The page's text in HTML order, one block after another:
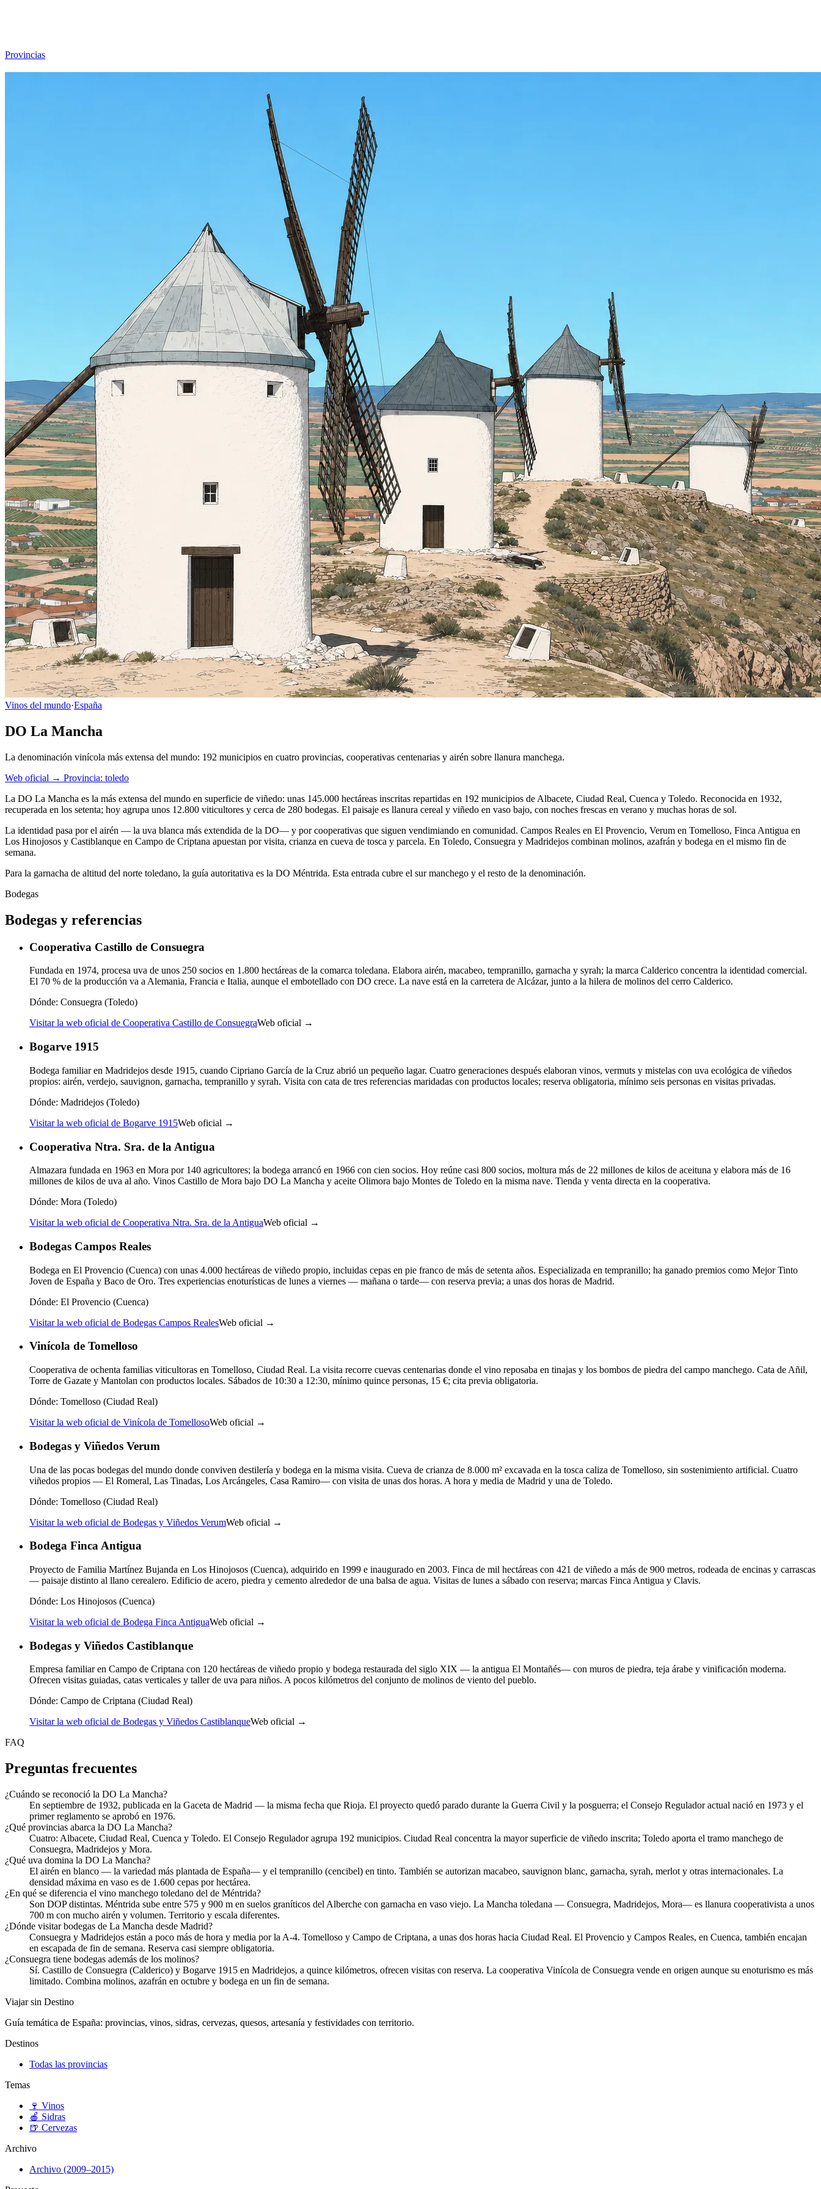
Provincias
Vinos del mundo·España
DO La Mancha
La denominación vinícola más extensa del mundo: 192 municipios en cuatro provincias, cooperativas centenarias y airén sobre llanura manchega.
Web oficial → Provincia: toledo
La DO La Mancha es la más extensa del mundo en superficie de viñedo: unas 145.000 hectáreas inscritas repartidas en 192 municipios de Albacete, Ciudad Real, Cuenca y Toledo. Reconocida en 1932,
recuperada en los setenta; hoy agrupa unos 12.800 viticultores y cerca de 280 bodegas. El paisaje es llanura cereal y viñedo en vaso bajo, con noches frescas en verano y muchas horas de sol.
La identidad pasa por el airén — la uva blanca más extendida de la DO— y por cooperativas que siguen vendimiando en comunidad. Campos Reales en El Provencio, Verum en Tomelloso, Finca Antigua en
Los Hinojosos y Castiblanque en Campo de Criptana apuestan por visita, crianza en cueva de tosca y parcela. En Toledo, Consuegra y Madridejos combinan molinos, azafrán y bodega en el mismo fin de
semana.
Para la garnacha de altitud del norte toledano, la guía autoritativa es la DO Méntrida. Esta entrada cubre el sur manchego y el resto de la denominación.
Bodegas
Bodegas y referencias
Cooperativa Castillo de Consuegra
Fundada en 1974, procesa uva de unos 250 socios en 1.800 hectáreas de la comarca toledana. Elabora airén, macabeo, tempranillo, garnacha y syrah; la marca Calderico concentra la identidad comercial.
El 70 % de la producción va a Alemania, Francia e Italia, aunque el embotellado con DO crece. La nave está en la carretera de Alcázar, junto a la hilera de molinos del cerro Calderico.
Dónde: Consuegra (Toledo)
Visitar la web oficial de Cooperativa Castillo de ConsuegraWeb oficial →
Bogarve 1915
Bodega familiar en Madridejos desde 1915, cuando Cipriano García de la Cruz abrió un pequeño lagar. Cuatro generaciones después elaboran vinos, vermuts y mistelas con uva ecológica de viñedos
propios: airén, verdejo, sauvignon, garnacha, tempranillo y syrah. Visita con cata de tres referencias maridadas con productos locales; reserva obligatoria, mínimo seis personas en visitas privadas.
Dónde: Madridejos (Toledo)
Visitar la web oficial de Bogarve 1915Web oficial →
Cooperativa Ntra. Sra. de la Antigua
Almazara fundada en 1963 en Mora por 140 agricultores; la bodega arrancó en 1966 con cien socios. Hoy reúne casi 800 socios, moltura más de 22 millones de kilos de aceituna y elabora más de 16
millones de kilos de uva al año. Vinos Castillo de Mora bajo DO La Mancha y aceite Olimora bajo Montes de Toledo en la misma nave. Tienda y venta directa en la cooperativa.
Dónde: Mora (Toledo)
Visitar la web oficial de Cooperativa Ntra. Sra. de la AntiguaWeb oficial →
Bodegas Campos Reales
Bodega en El Provencio (Cuenca) con unas 4.000 hectáreas de viñedo propio, incluidas cepas en pie franco de más de setenta años. Especializada en tempranillo; ha ganado premios como Mejor Tinto
Joven de España y Baco de Oro. Tres experiencias enoturísticas de lunes a viernes — mañana o tarde— con reserva previa; a unas dos horas de Madrid.
Dónde: El Provencio (Cuenca)
Visitar la web oficial de Bodegas Campos RealesWeb oficial →
Vinícola de Tomelloso
Cooperativa de ochenta familias viticultoras en Tomelloso, Ciudad Real. La visita recorre cuevas centenarias donde el vino reposaba en tinajas y los bombos de piedra del campo manchego. Cata de Añil,
Torre de Gazate y Mantolan con productos locales. Sábados de 10:30 a 12:30, mínimo quince personas, 15 €; cita previa obligatoria.
Dónde: Tomelloso (Ciudad Real)
Visitar la web oficial de Vinícola de TomellosoWeb oficial →
Bodegas y Viñedos Verum
Una de las pocas bodegas del mundo donde conviven destilería y bodega en la misma visita. Cueva de crianza de 8.000 m² excavada en la tosca caliza de Tomelloso, sin sostenimiento artificial. Cuatro
viñedos propios — El Romeral, Las Tinadas, Los Arcángeles, Casa Ramiro— con visita de unas dos horas. A hora y media de Madrid y una de Toledo.
Dónde: Tomelloso (Ciudad Real)
Visitar la web oficial de Bodegas y Viñedos VerumWeb oficial →
Bodega Finca Antigua
Proyecto de Familia Martínez Bujanda en Los Hinojosos (Cuenca), adquirido en 1999 e inaugurado en 2003. Finca de mil hectáreas con 421 de viñedo a más de 900 metros, rodeada de encinas y carrascas
— paisaje distinto al llano cerealero. Edificio de acero, piedra y cemento alrededor de una balsa de agua. Visitas de lunes a sábado con reserva; marcas Finca Antigua y Clavis.
Dónde: Los Hinojosos (Cuenca)
Visitar la web oficial de Bodega Finca AntiguaWeb oficial →
Bodegas y Viñedos Castiblanque
Empresa familiar en Campo de Criptana con 120 hectáreas de viñedo propio y bodega restaurada del siglo XIX — la antigua El Montañés— con muros de piedra, teja árabe y vinificación moderna.
Ofrecen visitas guiadas, catas verticales y taller de uva para niños. A pocos kilómetros del conjunto de molinos de viento del pueblo.
Dónde: Campo de Criptana (Ciudad Real)
Visitar la web oficial de Bodegas y Viñedos CastiblanqueWeb oficial →
FAQ
Preguntas frecuentes
¿Cuándo se reconoció la DO La Mancha?
En septiembre de 1932, publicada en la Gaceta de Madrid — la misma fecha que Rioja. El proyecto quedó parado durante la Guerra Civil y la posguerra; el Consejo Regulador actual nació en 1973 y el
primer reglamento se aprobó en 1976.
¿Qué provincias abarca la DO La Mancha?
Cuatro: Albacete, Ciudad Real, Cuenca y Toledo. El Consejo Regulador agrupa 192 municipios. Ciudad Real concentra la mayor superficie de viñedo inscrita; Toledo aporta el tramo manchego de
Consuegra, Madridejos y Mora.
¿Qué uva domina la DO La Mancha?
El airén en blanco — la variedad más plantada de España— y el tempranillo (cencibel) en tinto. También se autorizan macabeo, sauvignon blanc, garnacha, syrah, merlot y otras internacionales. La
densidad máxima en vaso es de 1.600 cepas por hectárea.
¿En qué se diferencia el vino manchego toledano del de Méntrida?
Son DOP distintas. Méntrida sube entre 575 y 900 m en suelos graníticos del Alberche con garnacha en vaso viejo. La Mancha toledana — Consuegra, Madridejos, Mora— es llanura cooperativista a unos
700 m con mucho airén y volumen. Territorio y escala diferentes.
¿Dónde visitar bodegas de La Mancha desde Madrid?
Consuegra y Madridejos están a poco más de hora y media por la A-4. Tomelloso y Campo de Criptana, a unas dos horas hacia Ciudad Real. El Provencio y Campos Reales, en Cuenca, también encajan
en escapada de fin de semana. Reserva casi siempre obligatoria.
¿Consuegra tiene bodegas además de los molinos?
Sí. Castillo de Consuegra (Calderico) y Bogarve 1915 en Madridejos, a quince kilómetros, ofrecen visitas con reserva. La cooperativa Vinícola de Consuegra vende en origen aunque su enoturismo es más
limitado. Combina molinos, azafrán en octubre y bodega en un fin de semana.
Viajar sin Destino
Guía temática de España: provincias, vinos, sidras, cervezas, quesos, artesanía y festividades con territorio.
Destinos
Todas las provincias
Temas
🍷 Vinos
🍎 Sidras
🍺 Cervezas
Archivo
Archivo (2009–2015)